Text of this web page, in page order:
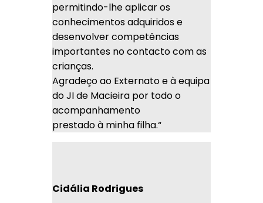
permitindo-lhe aplicar os
conhecimentos adquiridos e
desenvolver competências
importantes no contacto com as
crianças.
Agradeço ao Externato e à equipa
do JI de Macieira por todo o
acompanhamento
prestado à minha filha.“
Cidália Rodrigues